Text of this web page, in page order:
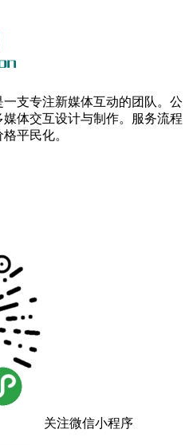
支专注新媒体互动的团队。公
体交互设计与制作。服务流程
平民化。
关注微信小程序